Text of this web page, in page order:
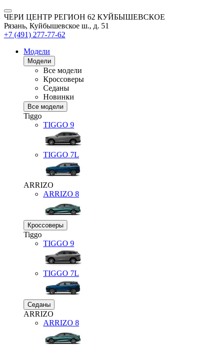
ЧЕРИ ЦЕНТР РЕГИОН 62 КУЙБЫШЕВСКОЕ
Рязань, Куйбышевское ш., д. 51
+7 (491) 277-77-62
Модели
Модели
Все модели
Кроссоверы
Седаны
Новинки
Все модели
Tiggo
TIGGO 9
TIGGO 7L
ARRIZO
ARRIZO 8
Кроссоверы
Tiggo
TIGGO 9
TIGGO 7L
Седаны
ARRIZO
ARRIZO 8